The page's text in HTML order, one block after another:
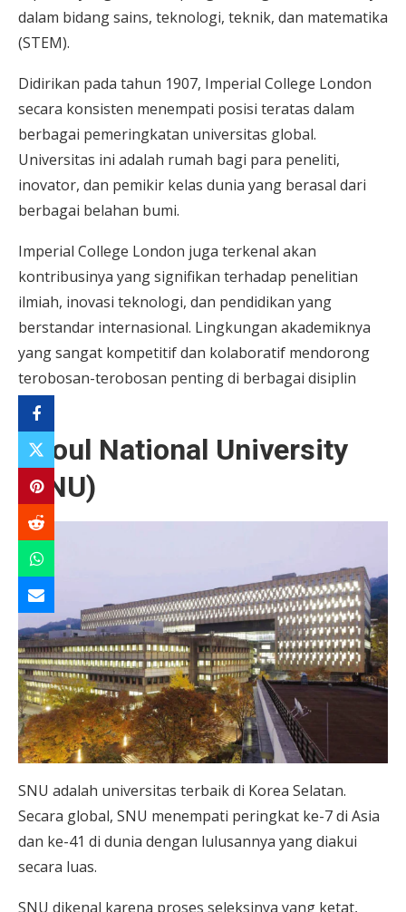
dalam bidang sains, teknologi, teknik, dan matematika
(STEM).
Didirikan pada tahun 1907, Imperial College London
secara konsisten menempati posisi teratas dalam
berbagai pemeringkatan universitas global.
Universitas ini adalah rumah bagi para peneliti,
inovator, dan pemikir kelas dunia yang berasal dari
berbagai belahan bumi.
Imperial College London juga terkenal akan
kontribusinya yang signifikan terhadap penelitian
ilmiah, inovasi teknologi, dan pendidikan yang
berstandar internasional. Lingkungan akademiknya
yang sangat kompetitif dan kolaboratif mendorong
terobosan-terobosan penting di berbagai disiplin
ilmu.
Seoul National University
(SNU)
SNU adalah universitas terbaik di Korea Selatan.
Secara global, SNU menempati peringkat ke-7 di Asia
dan ke-41 di dunia dengan lulusannya yang diakui
secara luas.
SNU dikenal karena proses seleksinya yang ketat,